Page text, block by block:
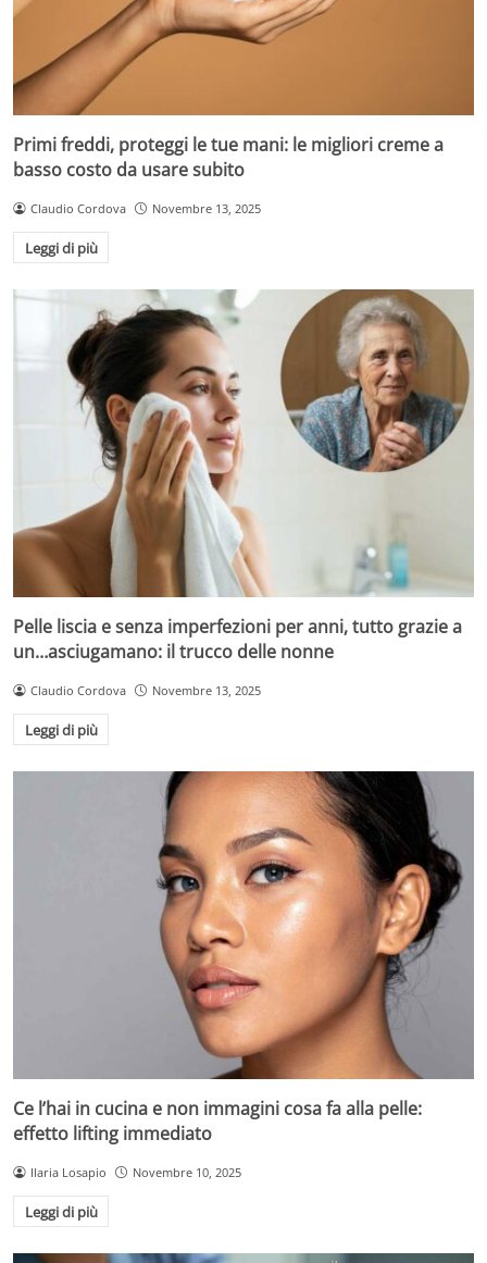
Primi freddi, proteggi le tue mani: le migliori creme a
basso costo da usare subito
Claudio Cordova Novembre 13, 2025
Leggi di più
Pelle liscia e senza imperfezioni per anni, tutto grazie a
un…asciugamano: il trucco delle nonne
Claudio Cordova Novembre 13, 2025
Leggi di più
Ce l’hai in cucina e non immagini cosa fa alla pelle:
effetto lifting immediato
Ilaria Losapio Novembre 10, 2025
Leggi di più